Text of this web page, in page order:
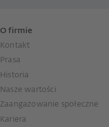
O firmie
Kontakt
Prasa
Historia
Nasze wartości
Zaangażowanie społeczne
Kariera